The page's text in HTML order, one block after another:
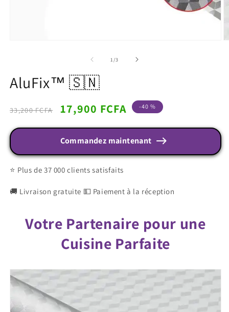
1 /de
3
AluFix™ 🇸🇳
Prix
33,200 FCFA
Prix
17,900 FCFA -40 %
Commandez maintenant
⭐ Plus de 37 000 clients satisfaits
🚚 Livraison gratuite 💵 Paiement à la réception
Votre Partenaire pour une
Cuisine Parfaite